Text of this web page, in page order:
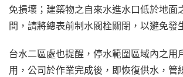
免損壞；建築物之自來水進水口低於地面
間，請將總表前制水閥栓關閉，以避免發
台水二區處也提醒，停水範圍區域內之用
用，公司於作業完成後，即恢復供水，管